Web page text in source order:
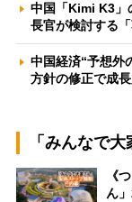
中国「Kimi K3」
長官が検討する
中国経済“予想
方針の修正で成
「みんなで
《
ん